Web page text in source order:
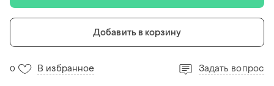
Добавить в корзину
0 В избранное Задать вопрос